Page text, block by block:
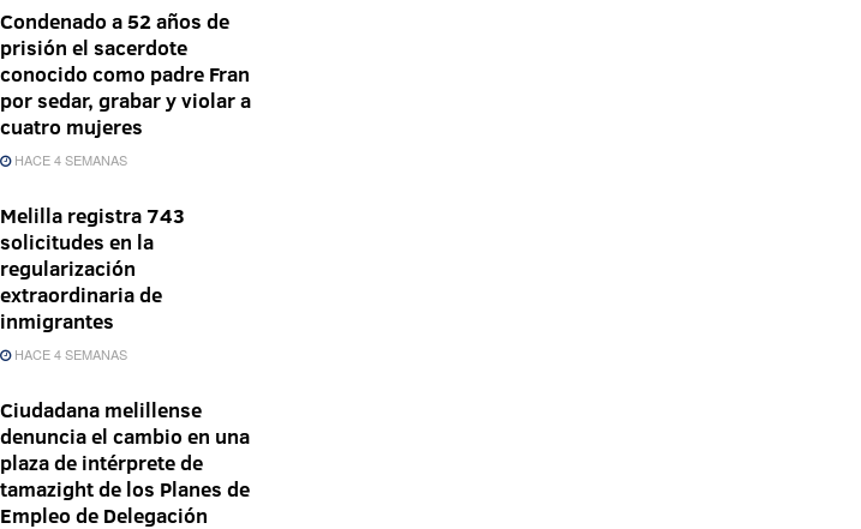
Condenado a 52 años de
prisión el sacerdote
conocido como padre Fran
por sedar, grabar y violar a
cuatro mujeres
HACE 4 SEMANAS
Melilla registra 743
solicitudes en la
regularización
extraordinaria de
inmigrantes
HACE 4 SEMANAS
Ciudadana melillense
denuncia el cambio en una
plaza de intérprete de
tamazight de los Planes de
Empleo de Delegación